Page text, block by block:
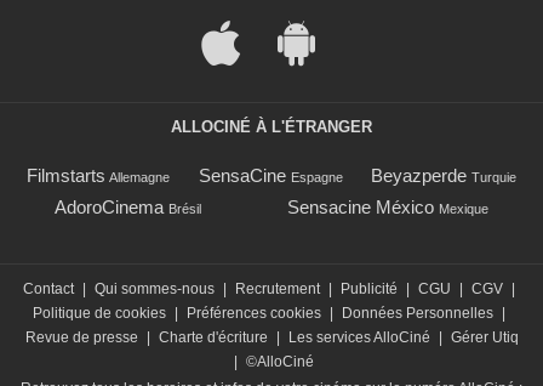
ALLOCINÉ À L'ÉTRANGER
Filmstarts Allemagne SensaCine Espagne Beyazperde Turquie
AdoroCinema Brésil Sensacine México Mexique
Contact | Qui sommes-nous | Recrutement | Publicité | CGU | CGV |
Politique de cookies | Préférences cookies | Données Personnelles |
Revue de presse
| Charte d'écriture | Les services AlloCiné | Gérer Utiq
| ©AlloCiné